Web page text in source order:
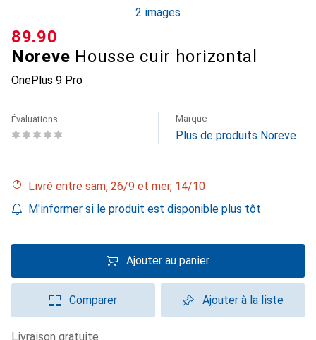
2 images
Noreve Housse cuir horizontal
OnePlus 9 Pro
CHF
89.90
Évaluations Marque
Plus de produits Noreve
Livré entre sam, 26/9 et mer, 14/10
M'informer si le produit est disponible plus tôt
Ajouter au panier
Comparer Ajouter à la liste
livraison gratuite